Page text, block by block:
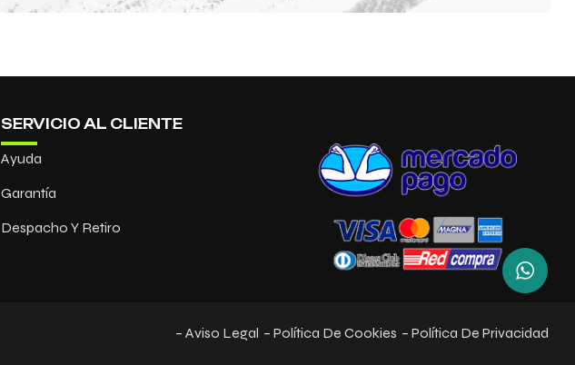
SERVICIO AL CLIENTE
Ayuda
Garantía
Despacho Y Retiro
– Aviso Legal – Política De Cookies – Política De Privacidad